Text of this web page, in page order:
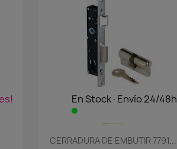
En Stock·Envío 24/48h
Vista rápida
CERRADURA DE EMBUTIR 7791...